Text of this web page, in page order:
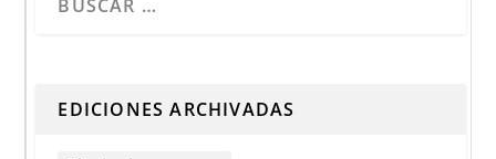
EDICIONES ARCHIVADAS